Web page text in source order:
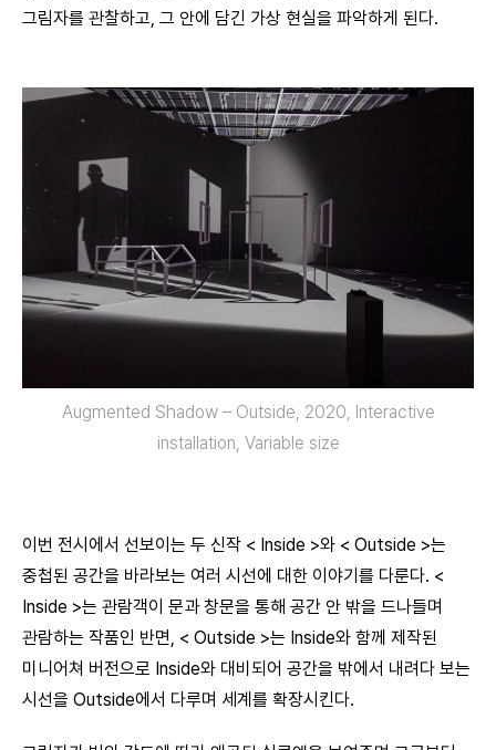
그림자를 관찰하고, 그 안에 담긴 가상 현실을 파악하게 된다.
Augmented Shadow – Outside, 2020, Interactive
installation, Variable size
이번 전시에서 선보이는 두 신작 < Inside >와 < Outside >는
중첩된 공간을 바라보는 여러 시선에 대한 이야기를 다룬다. <
Inside >는 관람객이 문과 창문을 통해 공간 안 밖을 드나들며
관람하는 작품인 반면, < Outside >는 Inside와 함께 제작된
미니어쳐 버전으로 Inside와 대비되어 공간을 밖에서 내려다 보는
시선을 Outside에서 다루며 세계를 확장시킨다.